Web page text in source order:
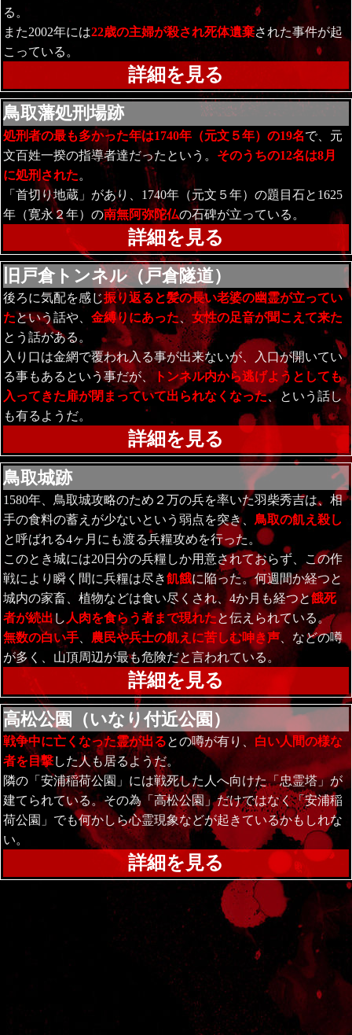
る。
また2002年には22歳の主婦が殺され死体遺棄された事件が起
こっている。
詳細を見る
鳥取藩処刑場跡
処刑者の最も多かった年は1740年（元文５年）の19名で、元
文百姓一揆の指導者達だったという。 そのうちの12名は8月
に処刑された。
「首切り地蔵」があり、1740年（元文５年）の題目石と1625
年（寛永２年）の南無阿弥陀仏の石碑が立っている。
詳細を見る
旧戸倉トンネル（戸倉隧道）
後ろに気配を感じ振り返ると髪の長い老婆の幽霊が立ってい
たという話や、金縛りにあった、女性の足音が聞こえて来た
とう話がある。
入り口は金網で覆われ入る事が出来ないが、入口が開いてい
る事もあるという事だが、 トンネル内から逃げようとしても
入ってきた扉が閉まっていて出られなくなった、という話し
も有るようだ。
詳細を見る
鳥取城跡
1580年、鳥取城攻略のため２万の兵を率いた羽柴秀吉は、相
手の食料の蓄えが少ないという弱点を突き、鳥取の飢え殺し
と呼ばれる4ヶ月にも渡る兵糧攻めを行った。
このとき城には20日分の兵糧しか用意されておらず、この作
戦により瞬く間に兵糧は尽き飢餓に陥った。何週間か経つと
城内の家畜、植物などは食い尽くされ、4か月も経つと餓死
者が続出し 人肉を食らう者まで現れたと伝えられている。
無数の白い手
農民や兵士の飢えに苦しむ呻き声、などの噂
が多く、山頂周辺が最も危険だと言われている。
詳細を見る
高松公園（いなり付近公園）
戦争中に亡くなった霊が出るとの噂が有り、 白い人間の様な
者を目撃した人も居るようだ。
隣の「安浦稲荷公園」には戦死した人へ向けた「忠霊塔」が
建てられている。その為「高松公園」だけではなく「安浦稲
荷公園」でも何かしら心霊現象などが起きているかもしれな
い。
詳細を見る